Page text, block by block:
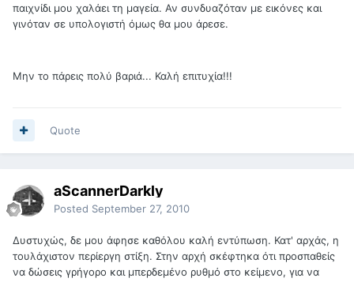
παιχνίδι μου χαλάει τη μαγεία. Αν συνδυαζόταν με εικόνες και
γινόταν σε υπολογιστή όμως θα μου άρεσε.
Μην το πάρεις πολύ βαριά... Καλή επιτυχία!!!
Quote
aScannerDarkly
Posted September 27, 2010
Δυστυχώς, δε μου άφησε καθόλου καλή εντύπωση. Κατ' αρχάς, η
τουλάχιστον περίεργη στίξη. Στην αρχή σκέφτηκα ότι προσπαθείς
να δώσεις γρήγορο και μπερδεμένο ρυθμό στο κείμενο, για να